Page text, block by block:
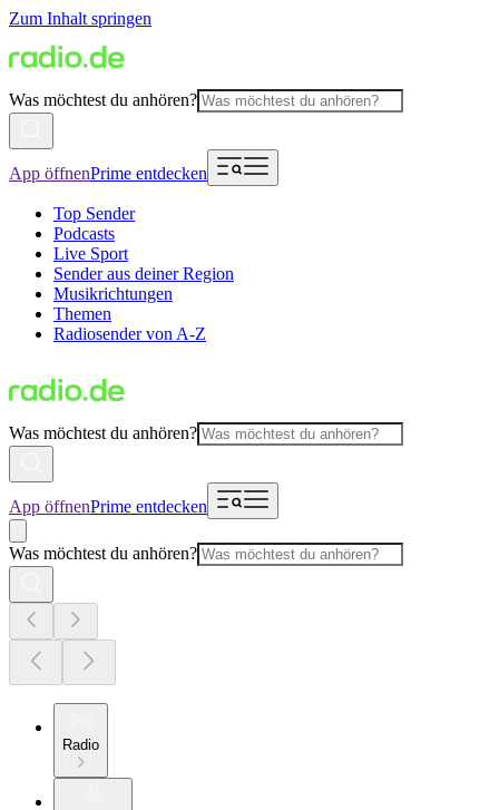
Zum Inhalt springen
Was möchtest du anhören?
App öffnenPrime entdecken
Top Sender
Podcasts
Live Sport
Sender aus deiner Region
Musikrichtungen
Themen
Radiosender von A-Z
Was möchtest du anhören?
App öffnenPrime entdecken
Was möchtest du anhören?
Radio